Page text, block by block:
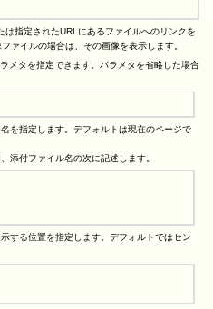
指定されたURLにあるファイルへのリンクを
ァイルの場合は、その画像を表示します。
メタを指定できます。パラメタを省略した場合
を指定します。デフォルトは現在のページで
添付ファイル名の次に記述します。
する位置を指定します。デフォルトではセン